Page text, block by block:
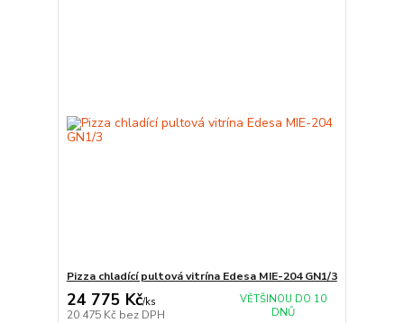
Pizza chladící pultová vitrína Edesa MIE-204 GN1/3
24 775 Kč/ks
20 475 Kč bez DPH
VĚTŠINOU DO 10
DNŮ